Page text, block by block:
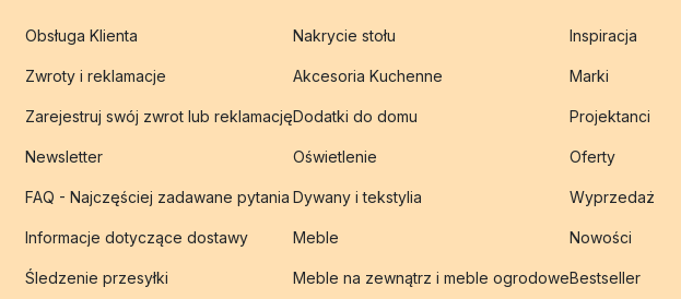
Obsługa Klienta
Zwroty i reklamacje
Zarejestruj swój zwrot lub reklamację
Newsletter
FAQ - Najczęściej zadawane pytania
Informacje dotyczące dostawy
Śledzenie przesyłki
Nakrycie stołu
Akcesoria Kuchenne
Dodatki do domu
Oświetlenie
Dywany i tekstylia
Meble
Meble na zewnątrz i meble ogrodowe
Inspiracja
Marki
Projektanci
Oferty
Wyprzedaż
Nowości
Bestseller